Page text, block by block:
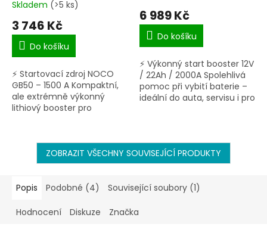
Skladem (>5 ks)
3 746 Kč
Do košíku
⚡ Startovací zdroj NOCO
GB50 – 1500 A Kompaktní,
ale extrémně výkonný
lithiový booster pro
cestách. Startovací proud
produktu
5,0
5
hvězdiček.
6 989 Kč
Do košíku
⚡ Výkonný start booster 12V
/ 22Ah / 2000A Spolehlivá
pomoc při vybití baterie –
ideální do auta, servisu i pro
ZOBRAZIT VŠECHNY SOUVISEJÍCÍ PRODUKTY
Popis Podobné (4) Související soubory (1)
Hodnocení Diskuze Značka